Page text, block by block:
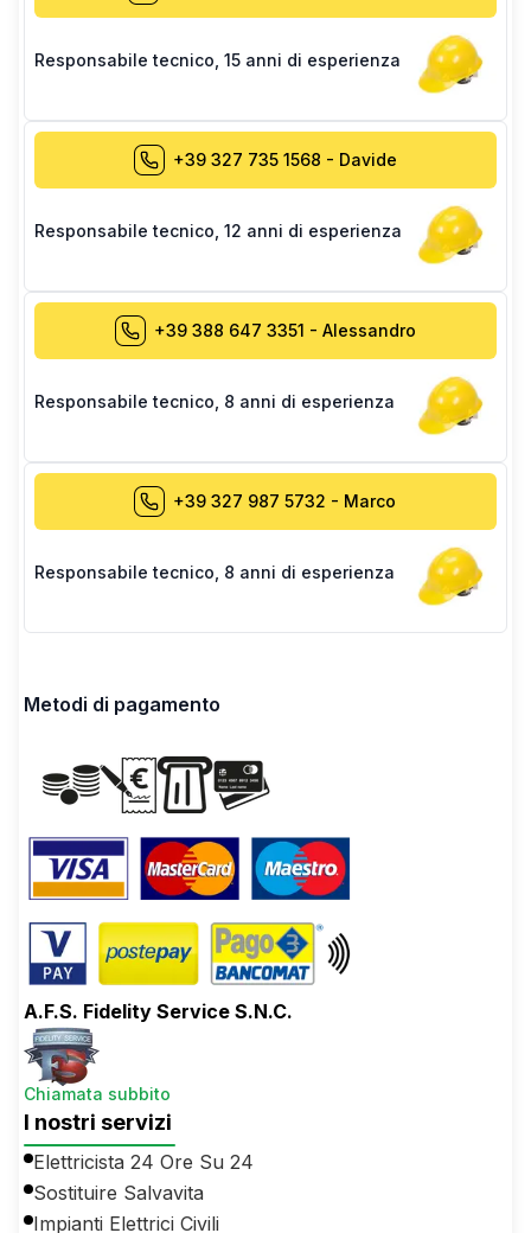
Responsabile tecnico 15 anni di esperienza
+39 327 735 1568 - Davide
Responsabile tecnico 12 anni di esperienza
+39 388 647 3351 - Alessandro
Responsabile tecnico 8 anni di esperienza
+39 327 987 5732 - Marco
Responsabile tecnico 8 anni di esperienza
Metodi di pagamento
A.F.S. Fidelity Service S.N.C.
Chiamata subbito
I nostri servizi
Elettricista 24 Ore Su 24
Sostituire Salvavita
Impianti Elettrici Civili